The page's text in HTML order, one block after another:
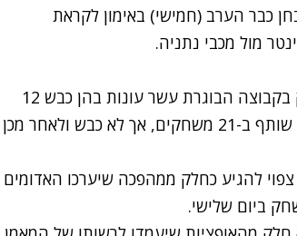
כבר הערב (חמישי) באימון לקראת
זביטי גדל בקבוצת הנוער של נתניה והספיק לשחק בקבוצה הבוגרת עשר עונות בהן כבש 12
שערים. ב-2007 עבר זביטי לשחק בהפועל פ"ת בה שותף ב-21 משחקים, אך לא כבש ולאחר מכן
צפוי להגיע כחלק ממהפכה שיערכו האדומים
ביום שלישי.